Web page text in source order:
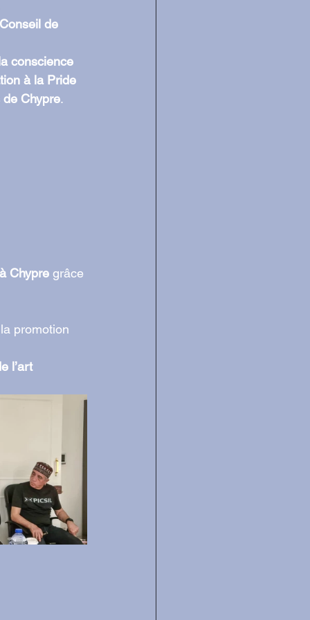
Conseil de
conscience
à la Pride
Chypre.
Chypre grâce
promotion
l’art